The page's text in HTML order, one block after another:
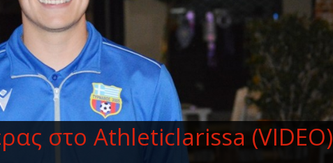
στο Athleticlarissa (VIDEO)